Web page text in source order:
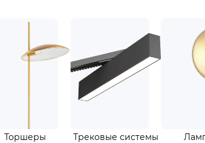
Настольные лампы Торшеры